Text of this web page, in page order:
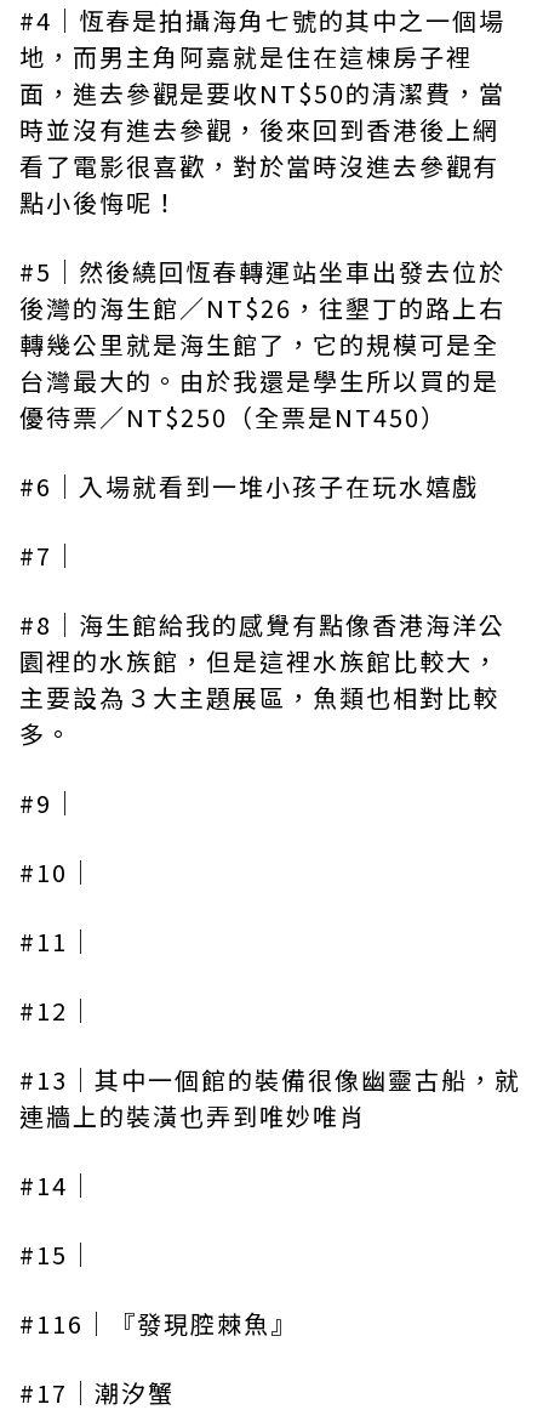
#4｜恆春是拍攝海角七號的其中之一個場
地，而男主角阿嘉就是住在這棟房子裡
面，進去參觀是要收NT$50的清潔費，當
時並沒有進去參觀，後來回到香港後上網
看了電影很喜歡，對於當時沒進去參觀有
點小後悔呢！
#5｜然後繞回恆春轉運站坐車出發去位於
後灣的海生館／NT$26，往墾丁的路上右
轉幾公里就是海生館了，它的規模可是全
台灣最大的。由於我還是學生所以買的是
優待票／NT$250（全票是NT450）
#6｜入場就看到一堆小孩子在玩水嬉戲
#7｜
#8｜海生館給我的感覺有點像香港海洋公
園裡的水族館，但是這裡水族館比較大，
主要設為３大主題展區，魚類也相對比較
多。
#9｜
#10｜
#11｜
#12｜
#13｜其中一個館的裝備很像幽靈古船，就
連牆上的裝潢也弄到唯妙唯肖
#14｜
#15｜
#116｜『發現腔棘魚』
#17｜潮汐蟹